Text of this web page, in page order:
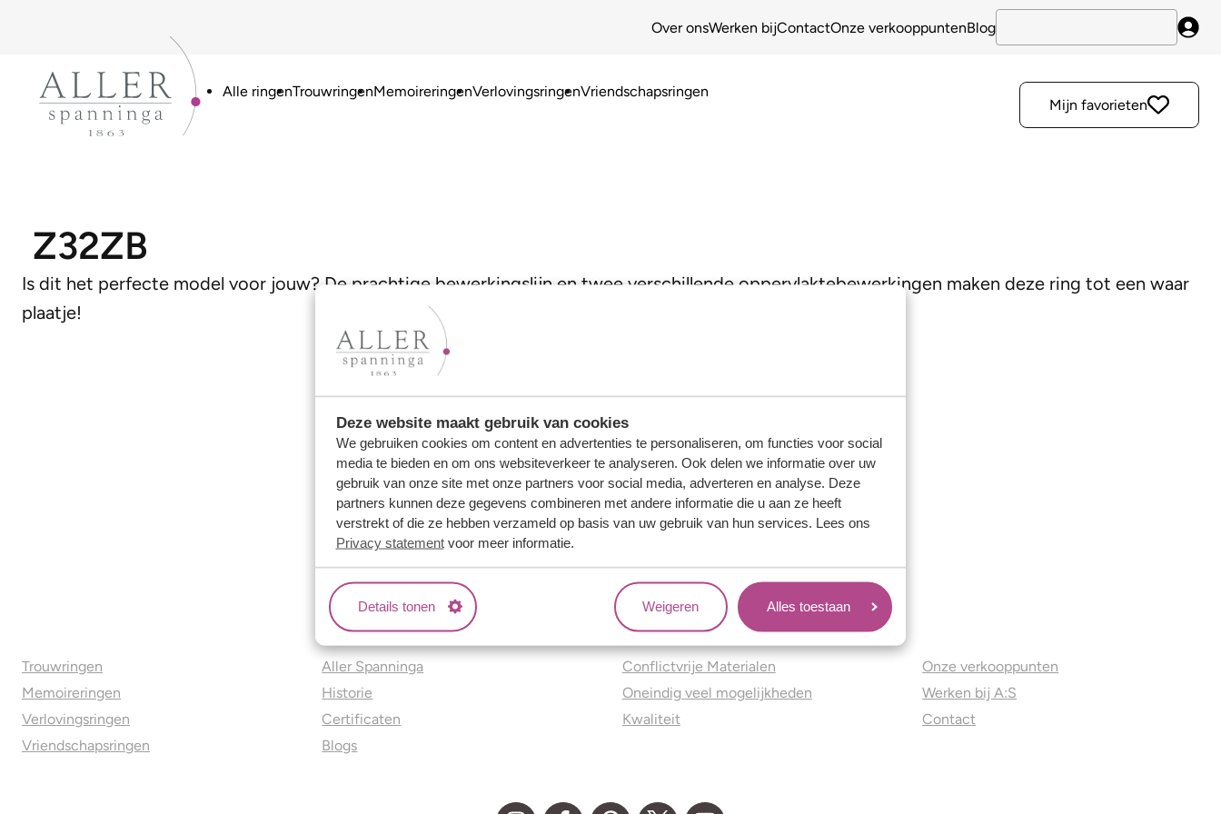
Deze website maakt gebruik van cookies
We gebruiken cookies om content en advertenties te personaliseren, om functies voor social
media te bieden en om ons websiteverkeer te analyseren. Ook delen we informatie over uw
gebruik van onze site met onze partners voor social media, adverteren en analyse. Deze
partners kunnen deze gegevens combineren met andere informatie die u aan ze heeft
verstrekt of die ze hebben verzameld op basis van uw gebruik van hun services. Lees ons
Privacy statementvoor meer informatie.
Details tonen Weigeren Alles toestaan
Over onsWerken bijContactOnze verkooppuntenBlog
Alle ringenTrouwringenMemoireringenVerlovingsringenVriendschapsringen
Mijn favorieten
Z32ZB
Is dit het perfecte model voor jouw? De prachtige bewerkingslijn en twee verschillende oppervlaktebewerkingen maken deze ring tot een waar
plaatje!
Trouwringen
Memoireringen
Verlovingsringen
Vriendschapsringen
Over ons
Aller Spanninga
Historie
Certificaten
Blogs
Jouw voordelen
Conflictvrije Materialen
Oneindig veel mogelijkheden
Kwaliteit
Onze verkooppunten
Werken bij A:S
Contact